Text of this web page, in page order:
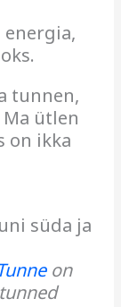
energia,
tunnen,
ütlen
on ikka
süda ja
on